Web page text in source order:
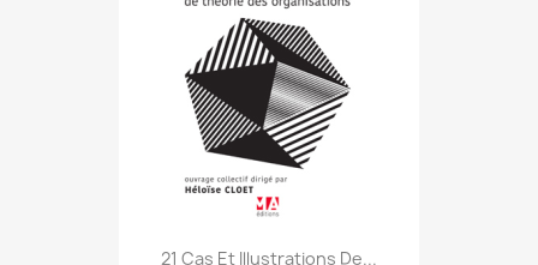
21 Cas Et Illustrations De...